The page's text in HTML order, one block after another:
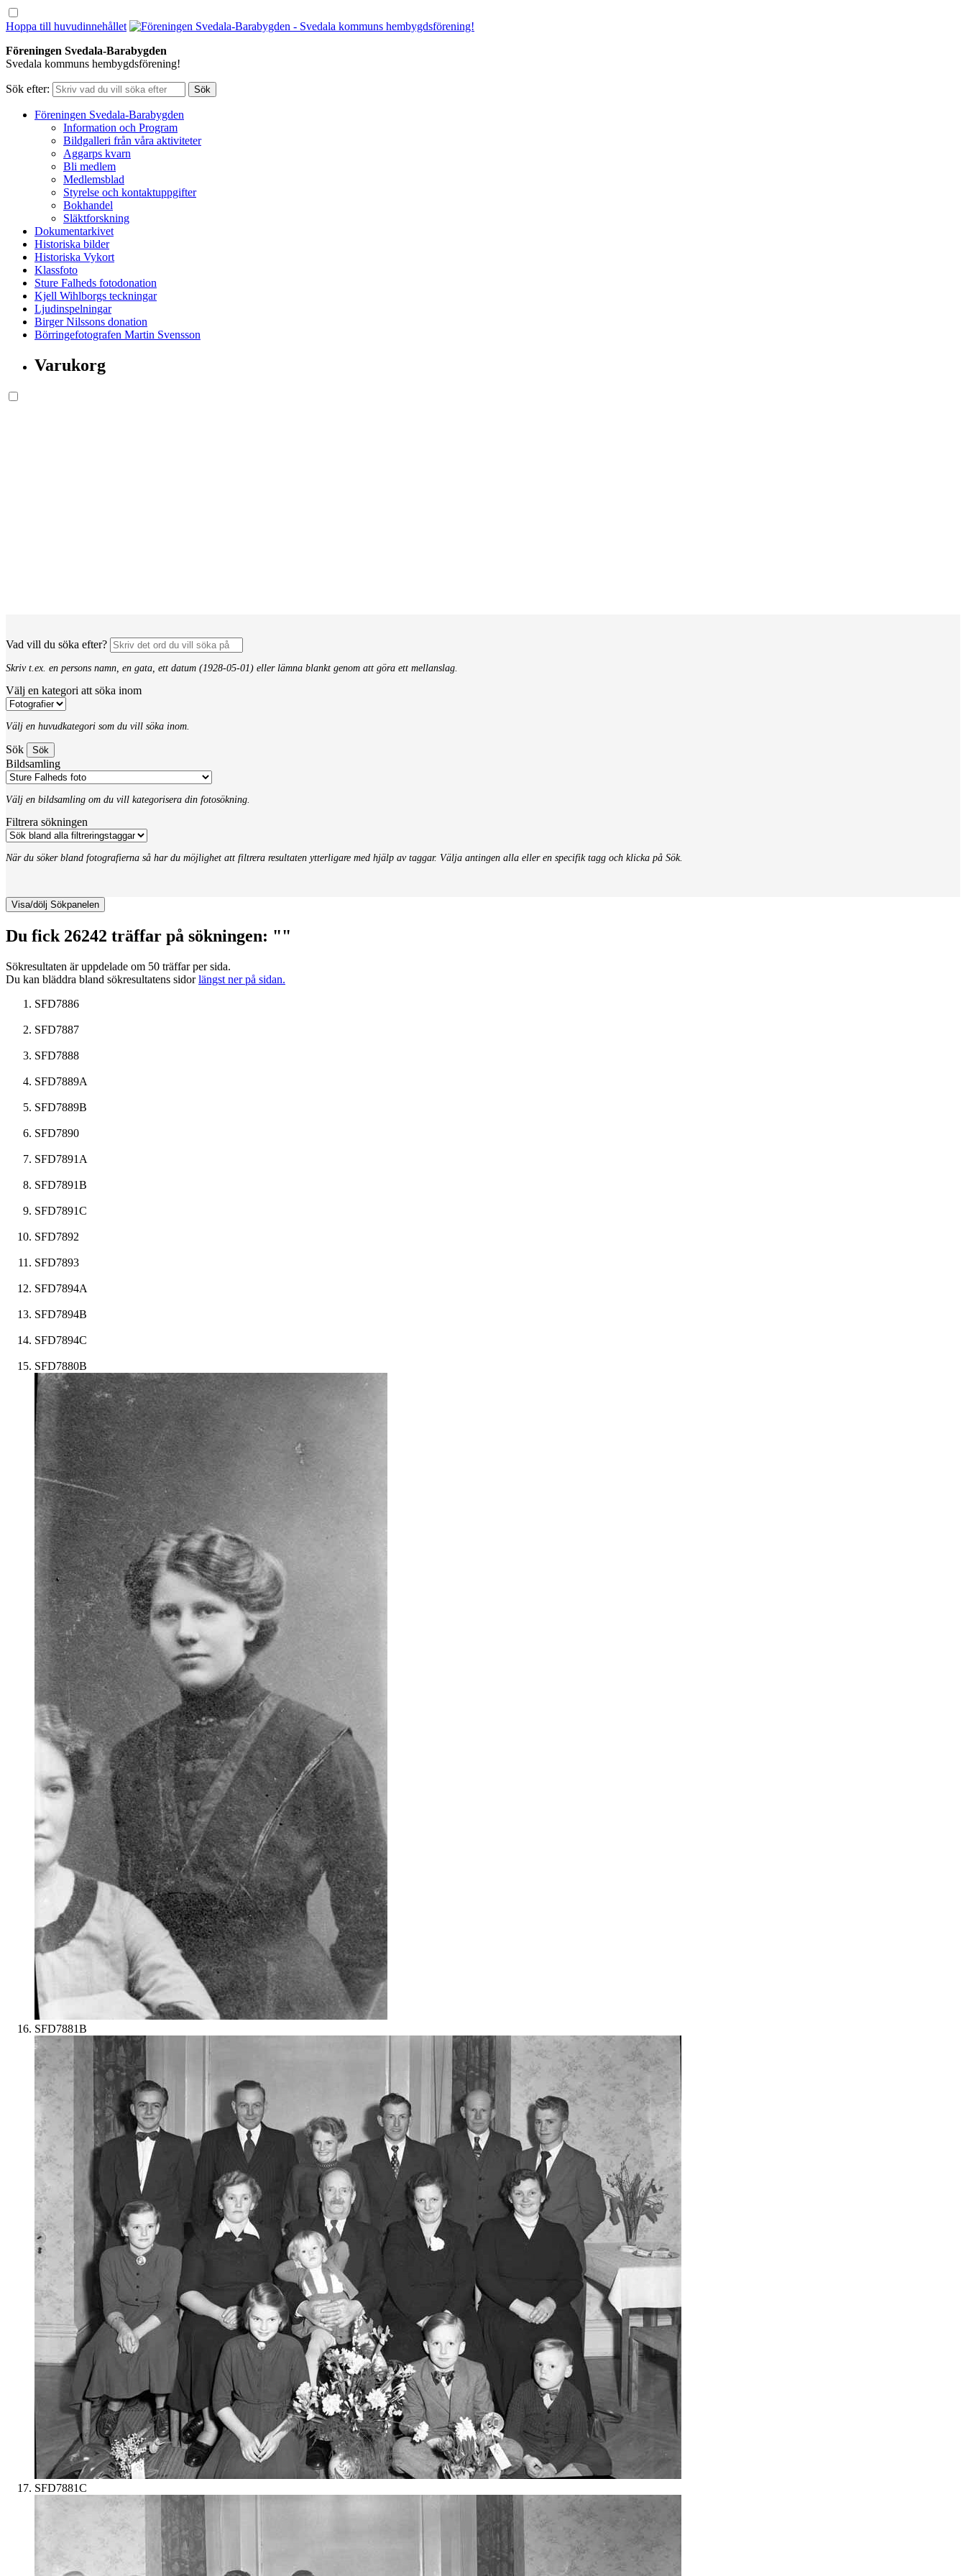
Hoppa till huvudinnehållet
Föreningen Svedala-Barabygden
Svedala kommuns hembygdsförening!
Sök efter:
Föreningen Svedala-Barabygden
Information och Program
Bildgalleri från våra aktiviteter
Aggarps kvarn
Bli medlem
Medlemsblad
Styrelse och kontaktuppgifter
Bokhandel
Släktforskning
Dokumentarkivet
Historiska bilder
Historiska Vykort
Klassfoto
Sture Falheds fotodonation
Kjell Wihlborgs teckningar
Ljudinspelningar
Birger Nilssons donation
Börringefotografen Martin Svensson
Varukorg
Vad vill du söka efter?
Skriv t.ex. en persons namn, en gata, ett datum (1928-05-01) eller lämna blankt genom att göra ett mellanslag.
Välj en kategori att söka inom
Välj en huvudkategori som du vill söka inom.
Sök
Bildsamling
Välj en bildsamling om du vill kategorisera din fotosökning.
Filtrera sökningen
När du söker bland fotografierna så har du möjlighet att filtrera resultaten ytterligare med hjälp av taggar. Välja antingen alla eller en specifik tagg och klicka på Sök.
Visa/dölj Sökpanelen
Du fick 26242 träffar på sökningen: ""
Sökresultaten är uppdelade om 50 träffar per sida.
Du kan bläddra bland sökresultatens sidorlängst ner på sidan.
SFD7886
SFD7887
SFD7888
SFD7889A
SFD7889B
SFD7890
SFD7891A
SFD7891B
SFD7891C
SFD7892
SFD7893
SFD7894A
SFD7894B
SFD7894C
SFD7880B
SFD7881B
SFD7881C